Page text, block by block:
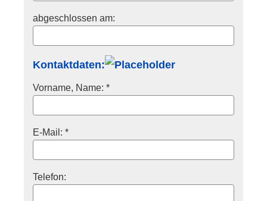
abgeschlossen am:
Kontaktdaten:
Vorname, Name: *
E-Mail: *
Telefon: